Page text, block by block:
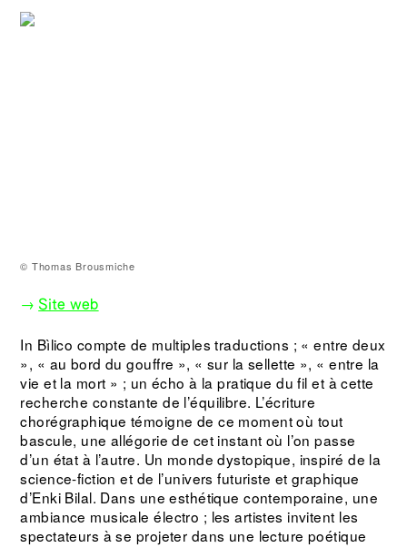
© Thomas Brousmiche
→ Site web
In Bìlico compte de multiples traductions ; « entre deux
», « au bord du gouffre », « sur la sellette », « entre la
vie et la mort » ; un écho à la pratique du fil et à cette
recherche constante de l’équilibre. L’écriture
chorégraphique témoigne de ce moment où tout
bascule, une allégorie de cet instant où l’on passe
d’un état à l’autre. Un monde dystopique, inspiré de la
science-fiction et de l’univers futuriste et graphique
d’Enki Bilal. Dans une esthétique contemporaine, une
ambiance musicale électro ; les artistes invitent les
spectateurs à se projeter dans une lecture poétique